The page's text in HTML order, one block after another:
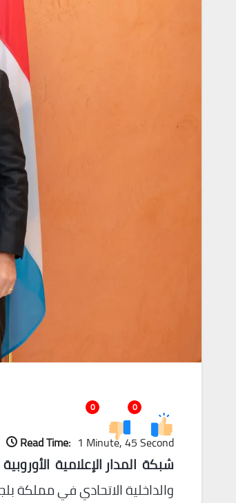
0
0
Read Time: 1 Minute, 45 Second
شبكة المدار الإعلامية الأوروبية
والداخلية الاتحادي في مملكة بلجيكا،